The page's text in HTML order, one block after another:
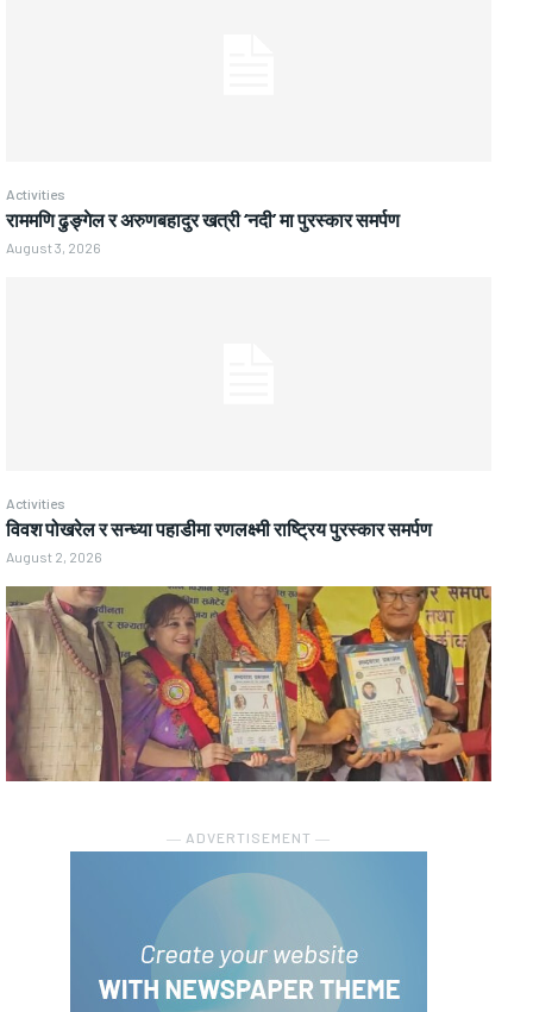
Activities
राममणि ढुङ्गेल र अरुणबहादुर खत्री ‘नदी’ मा पुरस्कार समर्पण
August 3, 2026
Activities
विवश पोखरेल र सन्ध्या पहाडीमा रणलक्ष्मी राष्ट्रिय पुरस्कार समर्पण
August 2, 2026
― ADVERTISEMENT ―